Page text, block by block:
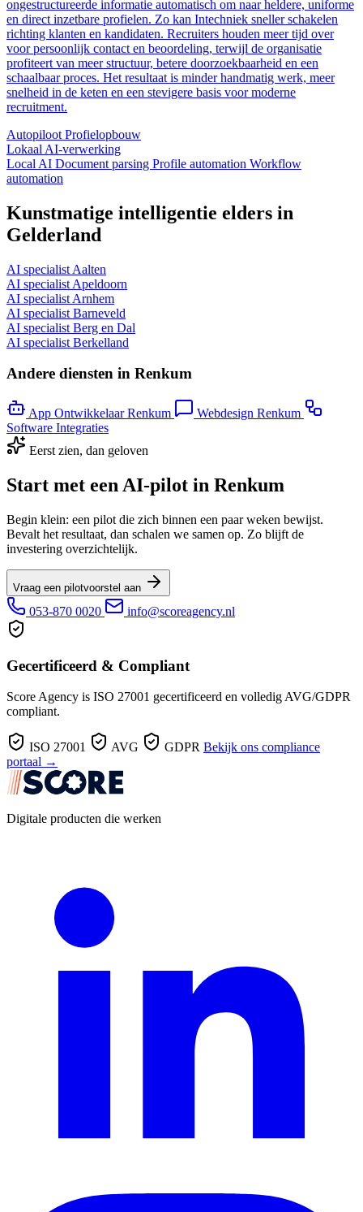
ongestructureerde informatie automatisch om naar heldere, uniforme
en direct inzetbare profielen. Zo kan Intechniek sneller schakelen
richting klanten en kandidaten. Recruiters houden meer tijd over
voor persoonlijk contact en beoordeling, terwijl de organisatie
profiteert van meer structuur, betere doorzoekbaarheid en een
schaalbaar proces. Het resultaat is minder handmatig werk, meer
snelheid in de keten en een stevigere basis voor moderne
recruitment.
Autopiloot Profielopbouw
Lokaal AI-verwerking
Local AI Document parsing Profile automation Workflow
automation
Kunstmatige intelligentie elders in
Gelderland
AI specialist Aalten
AI specialist Apeldoorn
AI specialist Arnhem
AI specialist Barneveld
AI specialist Berg en Dal
AI specialist Berkelland
Andere diensten in Renkum
App Ontwikkelaar Renkum
Webdesign Renkum
Software Integraties
Eerst zien, dan geloven
Start met een AI-pilot in Renkum
Begin klein: een pilot die zich binnen een paar weken bewijst.
Bevalt het resultaat, dan schalen we samen op. Zo blijft de
investering overzichtelijk.
Vraag een pilotvoorstel aan
053-870 0020 info@scoreagency.nl
Gecertificeerd & Compliant
Score Agency is ISO 27001 gecertificeerd en volledig AVG/GDPR
compliant.
ISO 27001 AVG GDPR Bekijk ons compliance
portaal →
Digitale producten die werken